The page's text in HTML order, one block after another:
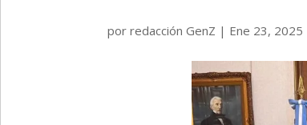
porredacción GenZ | Ene 23, 2025